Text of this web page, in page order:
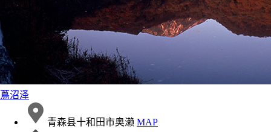
蔦沼泽
青森县十和田市奥濑 MAP